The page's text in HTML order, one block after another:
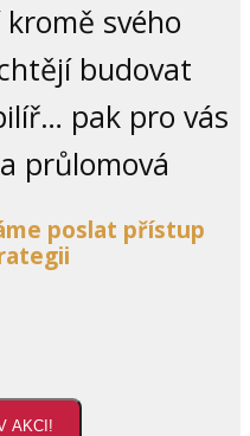
svého
budovat
pak pro vás
průlomová
poslat přístup
AKCI!